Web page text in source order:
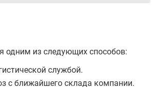
одним из следующих способов:
службой.
с ближайшего склада компании.